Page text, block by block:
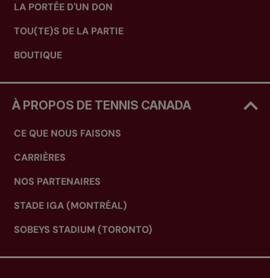
LA PORTÉE D'UN DON
TOU(TE)S DE LA PARTIE
BOUTIQUE
À PROPOS DE TENNIS CANADA
CE QUE NOUS FAISONS
CARRIÈRES
NOS PARTENAIRES
STADE IGA (MONTRÉAL)
SOBEYS STADIUM (TORONTO)